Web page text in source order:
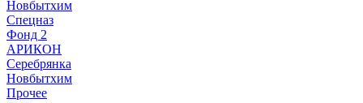
Новбытхим
Спецназ
Фонд 2
АРИКОН
Серебрянка
Новбытхим
Прочее